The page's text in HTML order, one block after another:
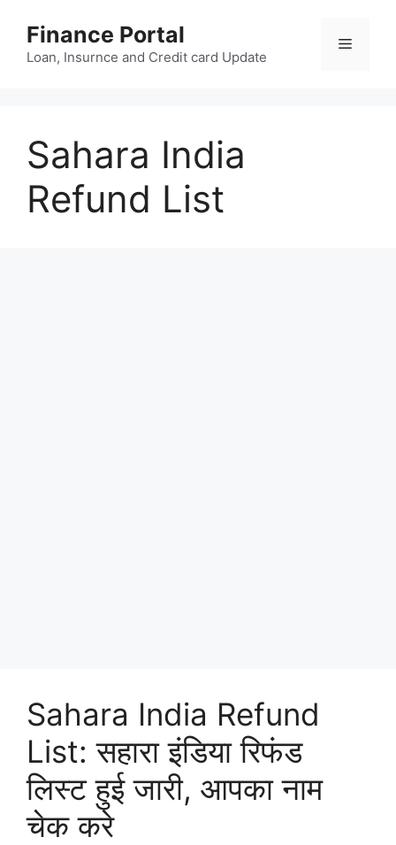
content
Finance Portal
Loan, Insurnce and Credit card Update
Menu
Sahara India
Refund List
Sahara India Refund
List: सहारा इंडिया रिफंड
लिस्ट हुई जारी, आपका नाम
चेक करे